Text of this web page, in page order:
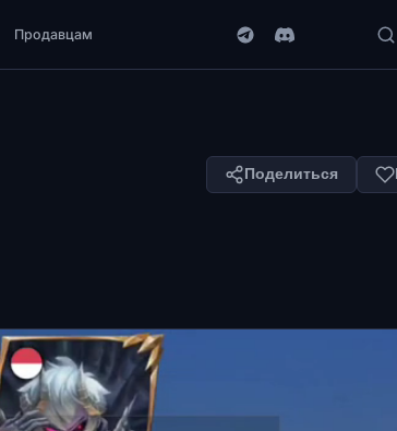
Продавцам
Поделиться